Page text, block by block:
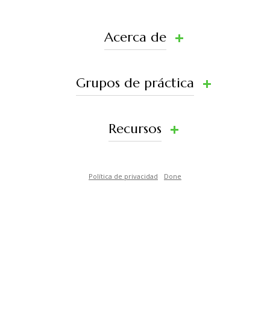
Acerca de
Grupos de práctica
Recursos
Política de privacidad Done